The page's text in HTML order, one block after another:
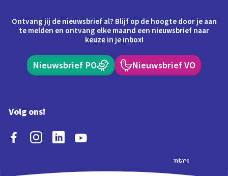
Ontvang jij de nieuwsbrief al? Blijf op de hoogte door je aan
te melden en ontvang elke maand een nieuwsbrief naar
keuze in je inbox!
Nieuwsbrief PO Nieuwsbrief VO
Volg ons!